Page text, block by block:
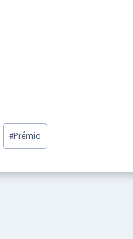
#Prémio